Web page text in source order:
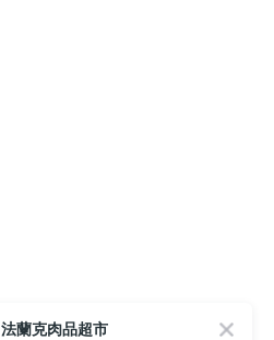
法蘭克肉品超市